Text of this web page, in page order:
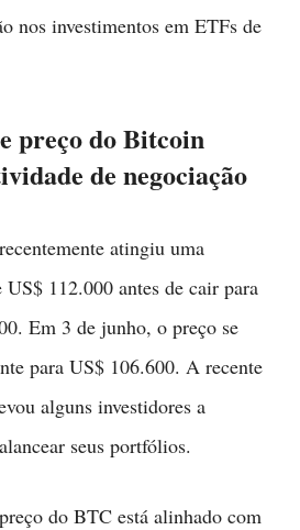
nos investimentos em ETFs de
preço do Bitcoin
de negociação
recentemente atingiu uma
112.000 antes de cair para
Em 3 de junho, o preço se
para US$ 106.600. A recente
alguns investidores a
seus portfólios.
do BTC está alinhado com